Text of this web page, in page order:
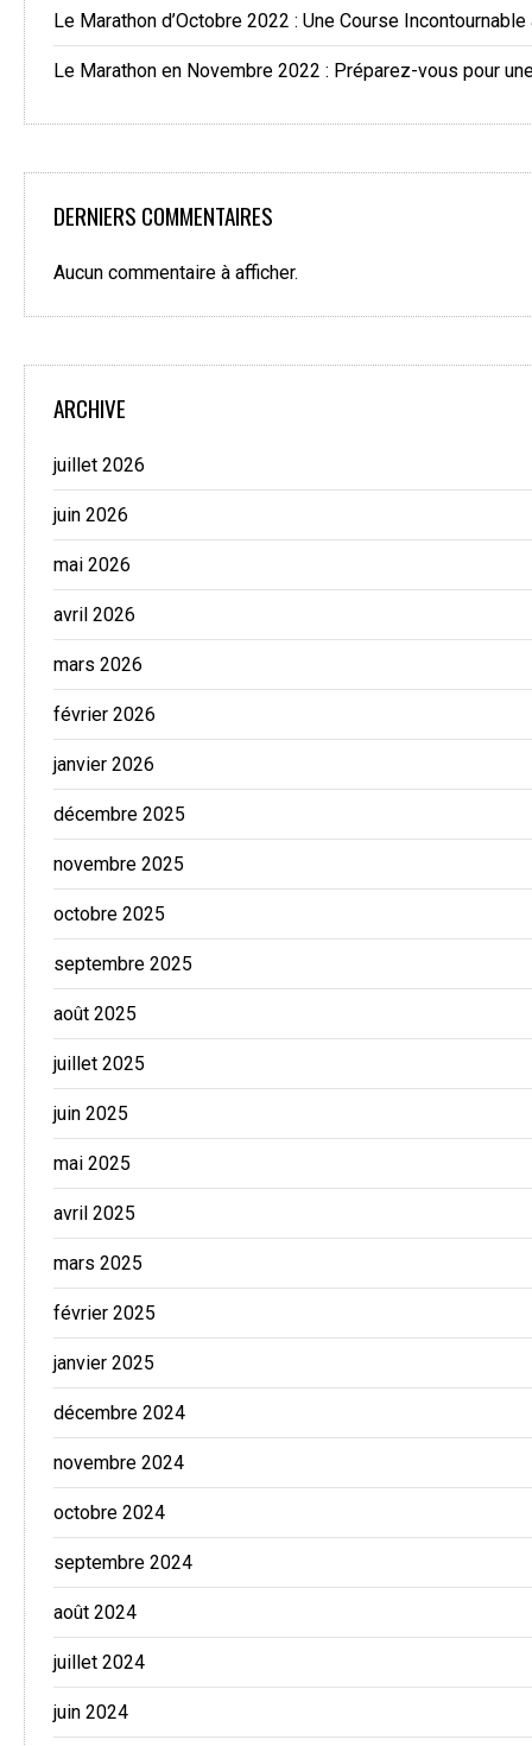
Le Marathon d’Octobre 2022 : Une Course
Le Marathon en Novembre 2022 : Préparez-vous pour
DERNIERS COMMENTAIRES
Aucun commentaire à afficher.
ARCHIVE
juillet 2026
juin 2026
mai 2026
avril 2026
mars 2026
février 2026
janvier 2026
décembre 2025
novembre 2025
octobre 2025
septembre 2025
août 2025
juillet 2025
juin 2025
mai 2025
avril 2025
mars 2025
février 2025
janvier 2025
décembre 2024
novembre 2024
octobre 2024
septembre 2024
août 2024
juillet 2024
juin 2024